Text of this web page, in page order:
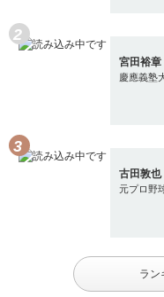
宮田裕章
慶應義塾
古田敦也
元プロ野
ラン